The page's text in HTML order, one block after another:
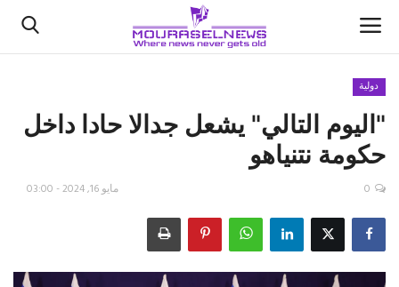
الأخبار
كتّابنا
اقتصاد
دولية
"اليوم التالي" يشعل جدالا حادا داخل
حكومة نتنياهو
مايو 16, 2024 - 03:00 0